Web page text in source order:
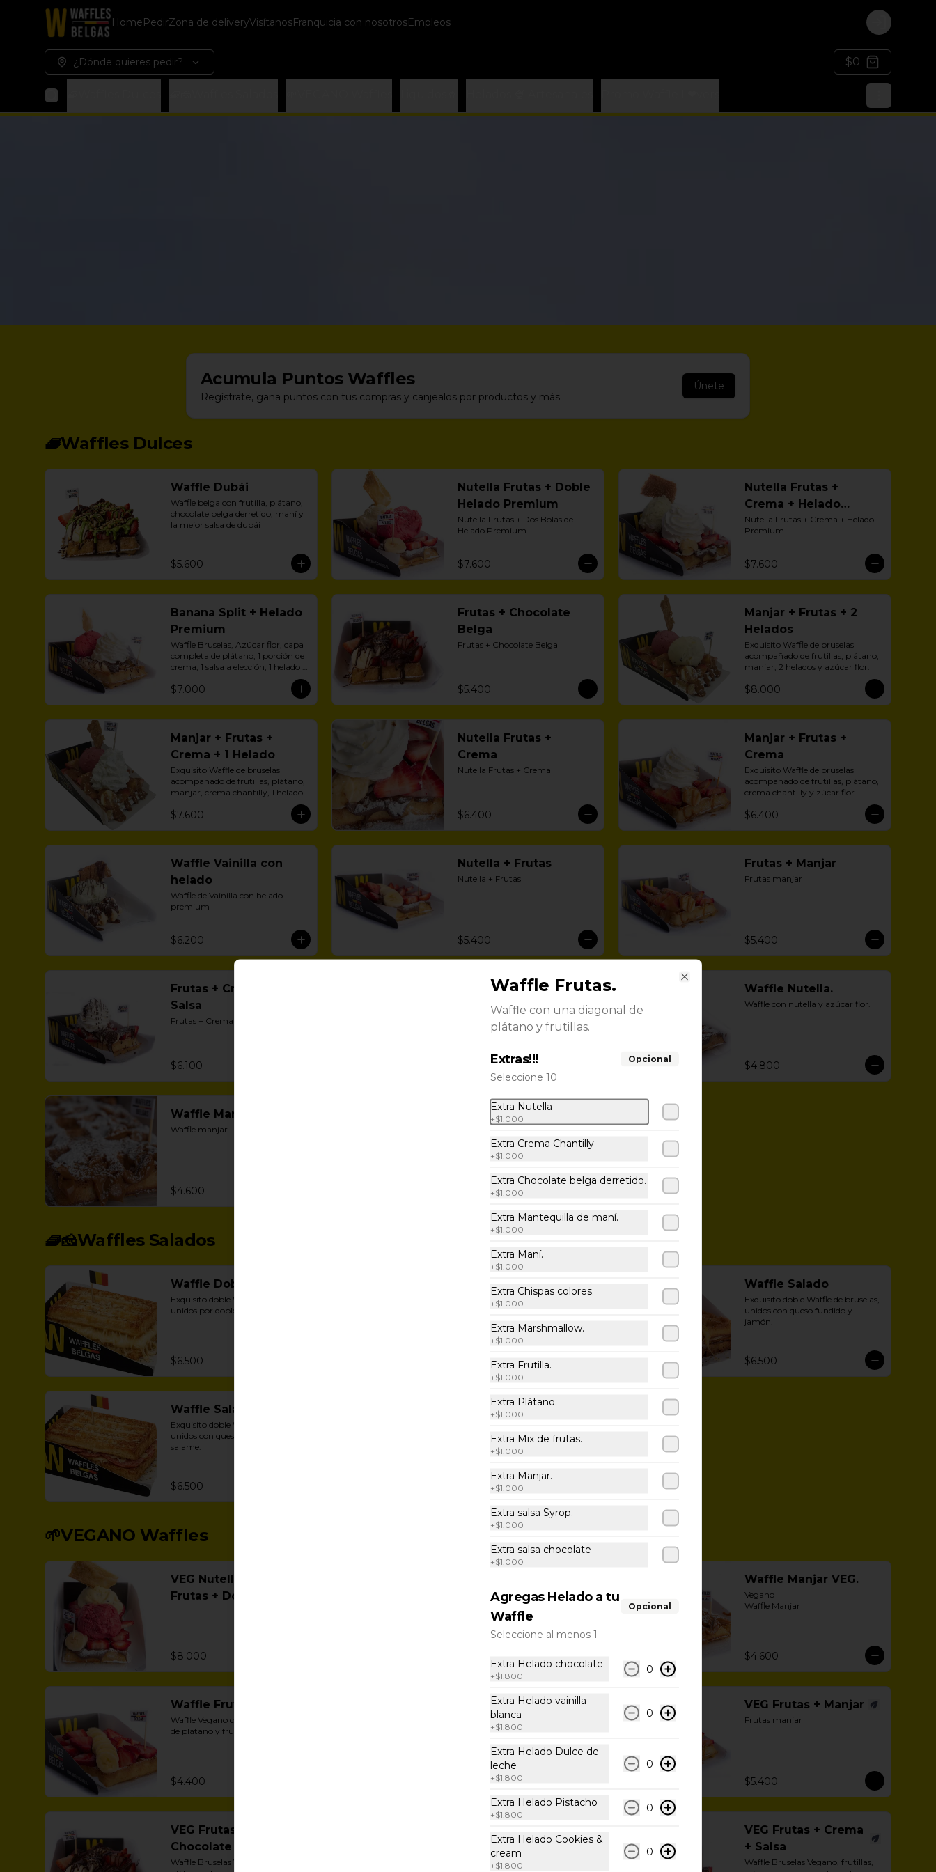
HomePedirZona de deliveryVisítanosFranquicia con nosotrosEmpleos Login
¿Dónde quieres pedir? $0
Acumula Puntos Waffles
Regístrate, gana puntos con tus compras y canjealos por productos y más
Únete
🧇Waffles Dulces
Waffle Dubái
Waffle belga con frutilla, plátano,
chocolate belga derretido, maní y
la mejor salsa de dubái
$5.600
Nutella Frutas + Doble
Helado Premium
Nutella Frutas + Dos Bolas de
Helado Premium
$7.600
Nutella Frutas +
Crema + Helado
Premium
Nutella Frutas + Crema + Helado
Premium
$7.600
Banana Split + Helado
Premium
Waffle Bruselas, Azúcar flor, capa
completa de plátano, 1 porción de
crema, 1 salsa a elección, 1 helado a
$7.000
Frutas + Chocolate
Belga
Frutas + Chocolate Belga
$5.400
Manjar + Frutas + 2
Helados
Exquisito Waffle de bruselas
acompañado de frutillas, plátano,
manjar, 2 helados y azúcar flor.
$8.000
Manjar + Frutas +
Crema + 1 Helado
Exquisito Waffle de bruselas
acompañado de frutillas, plátano,
manjar, crema chantilly, 1 helado
$7.600
Nutella Frutas +
Crema
Nutella Frutas + Crema
$6.400
Manjar + Frutas +
Crema
Exquisito Waffle de bruselas
acompañado de frutillas, plátano,
crema chantilly y zúcar flor.
$6.400
Waffle Vainilla con
helado
Waffle de Vainilla con helado
premium
$6.200
Nutella + Frutas
Nutella + Frutas
$5.400
Frutas + Manjar
Frutas manjar
$5.400
Frutas + Crema +
Salsa
Frutas + Crema + Salsa a elección
$6.100
Waffle Snickers
Waffle de Bruselas, mantequilla de
maní, leche condensada, chocolate
belga derretido, azúcar flor y
Waffle Nutella.
Waffle con nutella y azúcar flor.
$4.800
Waffle Manjar.
Waffle manjar
$4.600
Waffle Frutas.
plátano y frutillas.
$4.400
🧇🧀Waffles Salados
Waffle Doble Queso
Exquisito doble Waffle de bruselas,
unidos por doble queso fundido.
$6.500
Waffle Pizza
Exquisito doble Waffle de bruselas,
unidos con queso fundido,
pepperonni y salsa de pizza.
Waffle Salado
Exquisito doble Waffle de bruselas,
unidos con queso fundido y
jamón.
$6.500
Waffle Salame Queso
Exquisito doble Waffle de bruselas,
unidos con queso fundido y
salame.
$6.500
🌱VEGANO Waffles
VEG Nutella +
Frutas + Doble
$8.000
Waffle con nutella y azúcar flor.
Waffle Manjar VEG.
Vegano
Waffle Manjar
$4.600
Waffle Frutas VEG.
Waffle Vegano con una diagonal
de plátano y frutillas.
$4.400
VEG Nutella +
Frutas
plátano y azúcar flor. (todo
$5.400
VEG Frutas + Manjar
Frutas manjar
$5.400
VEG Frutas +
Chocolate belga
Waffle Bruselas Vegano, frutilla,
Snickers
Waffle vegano, mantequilla de
VEG Frutas + Crema
+ Salsa
Waffle Bruselas Vegano, frutillas,
Waffle Frutas.
Waffle con una diagonal de
plátano y frutillas.
Extras!!! Opcional
Seleccione 10
Extra Nutella
+$1.000
Extra Crema Chantilly
+$1.000
Extra Chocolate belga derretido.
+$1.000
Extra Mantequilla de maní.
+$1.000
Extra Maní.
+$1.000
Extra Chispas colores.
+$1.000
Extra Marshmallow.
+$1.000
Extra Frutilla.
+$1.000
Extra Plátano.
+$1.000
Extra Mix de frutas.
+$1.000
Extra Manjar.
+$1.000
Extra salsa Syrop.
+$1.000
Extra salsa chocolate
+$1.000
Agregas Helado a tu
Waffle
Opcional
Seleccione al menos 1
Extra Helado chocolate
+$1.800
0
Extra Helado vainilla
blanca
+$1.800
0
Extra Helado Dulce de
leche
+$1.800
0
Extra Helado Pistacho
+$1.800
0
Extra Helado Cookies &
cream
+$1.800
0